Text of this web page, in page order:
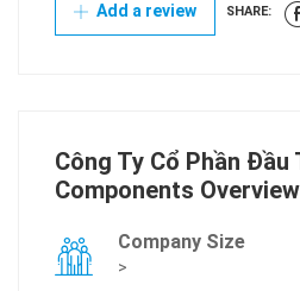
Add a review SHARE:
Công Ty Cổ Phần Đầu
Components Overview
Company Size
>